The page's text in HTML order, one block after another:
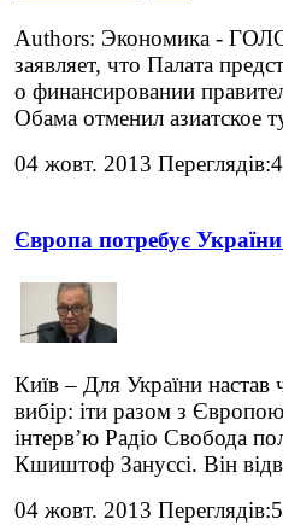
Authors: Экономика -
заявляет, что Палата
о финансировании
Обама отменил азиатское
04 жовт. 2013 Переглядів:4
Європа потребує
Київ – Для України настав
вибір: іти разом з
інтервʼю Радіо Свобода
Кшиштоф Зануссі. Він
04 жовт. 2013 Переглядів:5